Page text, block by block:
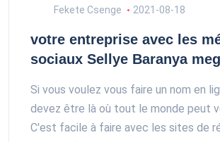
Fekete Csenge 2021-08-18
votre entreprise avec les
sociaux Sellye Baranya
Si vous voulez vous faire un nom en
devez être là où tout le monde peut
C'est facile à faire avec les sites de